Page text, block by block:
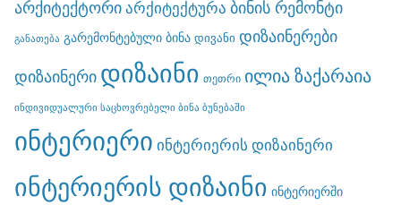
არქიტექტორიარქიტექტურა ბინის რემონტი
განათება გარემონტებული ბინა დივანი დიზაინერები
დიზაინერი დიზაინი თეთრი ილია ზაქარაია
ინდივიდუალური საცხოვრებელი ბინა ბუნებაში
ინტერიერი ინტერიერის დიზაინერი
ინტერიერის დიზაინი ინტერიერში